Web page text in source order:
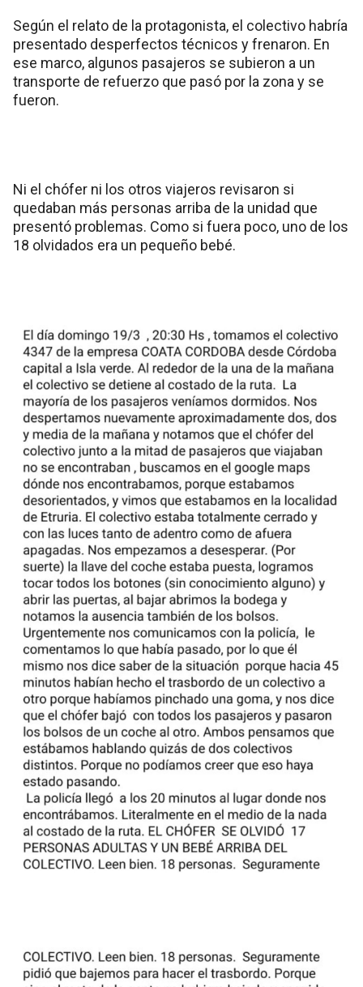
Según el relato de la protagonista, el colectivo habría
presentado desperfectos técnicos y frenaron. En
ese marco, algunos pasajeros se subieron a un
transporte de refuerzo que pasó por la zona y se
fueron.
Ni el chófer ni los otros viajeros revisaron si
quedaban más personas arriba de la unidad que
presentó problemas. Como si fuera poco, uno de los
18 olvidados era un pequeño bebé.